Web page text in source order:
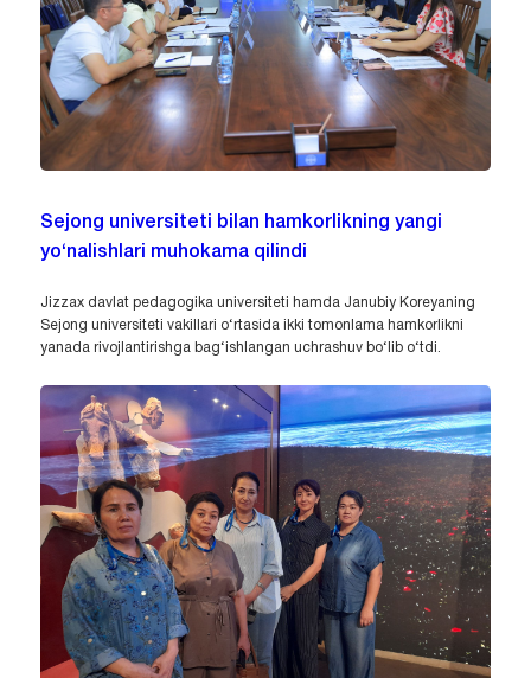
Sejong universiteti bilan hamkorlikning yangi
yo‘nalishlari muhokama qilindi
Jizzax davlat pedagogika universiteti hamda Janubiy Koreyaning
Sejong universiteti vakillari o‘rtasida ikki tomonlama hamkorlikni
yanada rivojlantirishga bag‘ishlangan uchrashuv bo‘lib o‘tdi.